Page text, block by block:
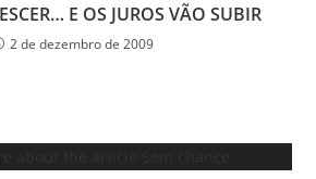
E OS JUROS VÃO SUBIR
2 de dezembro de 2009